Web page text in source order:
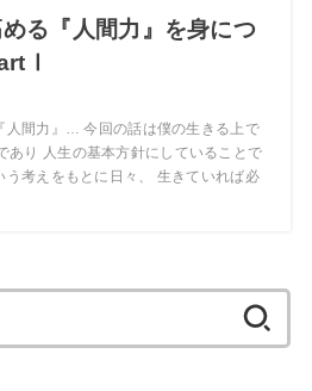
る『人間力』を身につ
間力』… 今回の話は僕の生きる上で
あり 人生の基本方針にしていることで
考えをもとに日々、 生きていれば必
索: